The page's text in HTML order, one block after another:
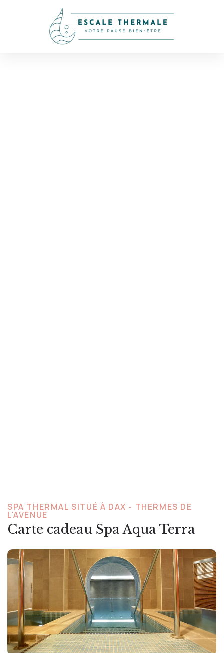
SPA THERMAL SITUÉ À DAX - THERMES DE
L'AVENUE
Carte cadeau Spa Aqua Terra